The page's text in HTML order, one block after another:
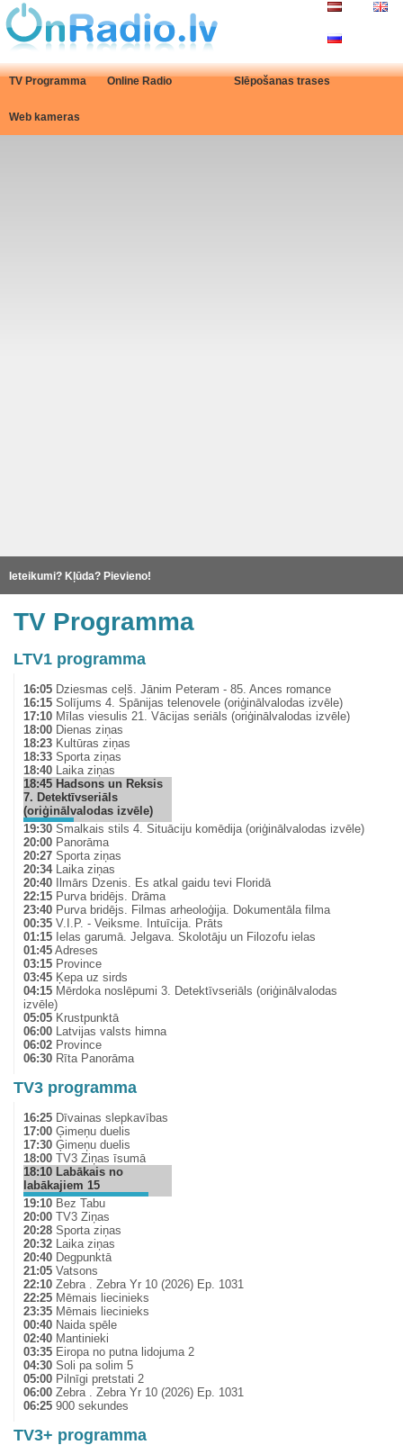
TV Programma Online Radio Slēpošanas trases
Web kameras
Ieteikumi? Kļūda? Pievieno!
TV Programma
LTV1 programma
16:05 Dziesmas ceļš. Jānim Peteram - 85. Ances romance
16:15 Solījums 4. Spānijas telenovele (oriģinālvalodas izvēle)
17:10 Mīlas viesulis 21. Vācijas seriāls (oriģinālvalodas izvēle)
18:00 Dienas ziņas
18:23 Kultūras ziņas
18:33 Sporta ziņas
18:40 Laika ziņas
18:45 Hadsons un Reksis
7. Detektīvseriāls
(oriģinālvalodas izvēle)
19:30 Smalkais stils 4. Situāciju komēdija (oriģinālvalodas izvēle)
20:00 Panorāma
20:27 Sporta ziņas
20:34Laika ziņas
20:40 Ilmārs Dzenis. Es atkal gaidu tevi Floridā
22:15 Purva bridējs. Drāma
23:40 Purva bridējs. Filmas arheoloģija. Dokumentāla filma
00:35 V.I.P. - Veiksme. Intuīcija. Prāts
01:15 Ielas garumā. Jelgava. Skolotāju un Filozofu ielas
01:45 Adreses
03:15 Province
03:45 Ķepa uz sirds
04:15 Mērdoka noslēpumi 3. Detektīvseriāls (oriģinālvalodas
izvēle)
05:05 Krustpunktā
06:00 Latvijas valsts himna
06:02 Province
06:30 Rīta Panorāma
TV3 programma
16:25 Dīvainas slepkavības
17:00 Ģimeņu duelis
17:30 Ģimeņu duelis
18:00 TV3 Ziņas īsumā
18:10 Labākais no
labākajiem 15
19:10 Bez Tabu
20:00 TV3 Ziņas
20:28 Sporta ziņas
20:32 Laika ziņas
20:40 Degpunktā
21:05 Vatsons
22:10 Zebra . Zebra Yr 10 (2026) Ep. 1031
22:25 Mēmais liecinieks
23:35 Mēmais liecinieks
00:40 Naida spēle
02:40 Mantinieki
03:35 Eiropa no putna lidojuma 2
04:30 Soli pa solim 5
05:00 Pilnīgi pretstati 2
06:00 Zebra . Zebra Yr 10 (2026) Ep. 1031
06:25 900 sekundes
TV3+ programma